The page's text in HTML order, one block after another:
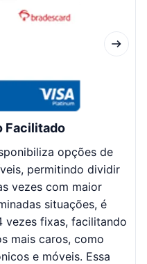
Facilitado
opções de
permitindo dividir
vezes com maior
situações, é
vezes fixas, facilitando
mais caros, como
e móveis. Essa